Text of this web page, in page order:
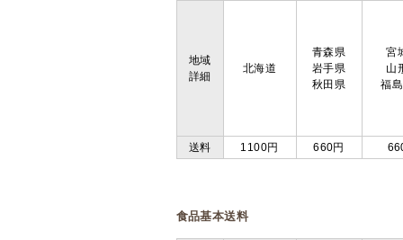
地域
詳細
北海道
青森県
岩手県
秋田県
宮
山
福
送料 1100円 660円
食品基本送料